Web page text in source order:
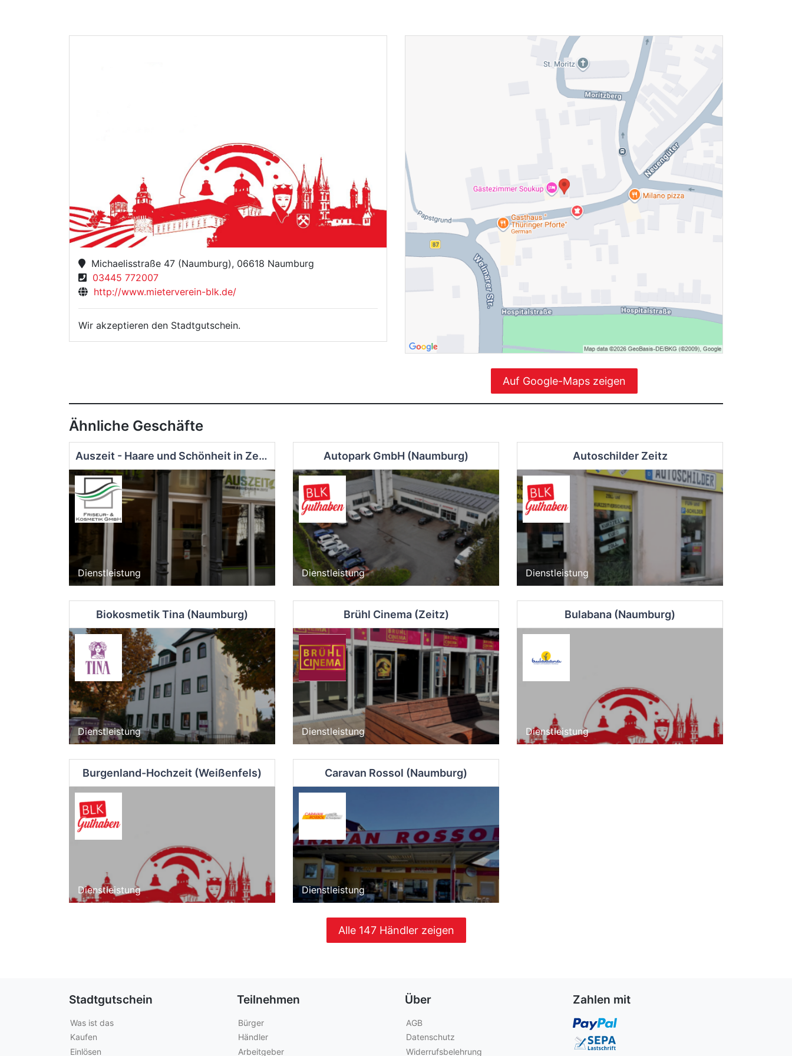
Michaelisstraße 47 (Naumburg), 06618 Naumburg
03445 772007
http://www.mieterverein-blk.de/
Wir akzeptieren den Stadtgutschein.
Auf Google-Maps zeigen
Ähnliche Geschäfte
Auszeit - Haare und Schönheit in Zeitz
Dienstleistung
Autopark GmbH (Naumburg)
Dienstleistung
Autoschilder Zeitz
Dienstleistung
Biokosmetik Tina (Naumburg)
Dienstleistung
Brühl Cinema (Zeitz)
Dienstleistung
Bulabana (Naumburg)
Dienstleistung
Burgenland-Hochzeit (Weißenfels)
Dienstleistung
Caravan Rossol (Naumburg)
Dienstleistung
Alle 147 Händler zeigen
Stadtgutschein
Was ist das
Kaufen
Einlösen
Teilnehmen
Bürger
Händler
Arbeitgeber
Über
AGB
Datenschutz
Widerrufsbelehrung
Zahlen mit